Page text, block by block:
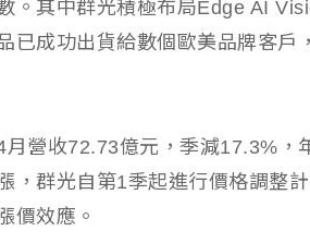
。其中群光積極布局Edge AI
已成功出貨給數個歐美品牌客戶
月營收72.73億元，季減17.3%，
，群光自第1季起進行價格調整
價效應。